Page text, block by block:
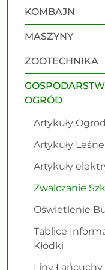
KOMBAJN
MASZYNY
ZOOTECHNIKA
OGRÓD
Artykuły
Artykuły Leśne
Artykuły
Zwalczanie
Oświetlenie
Tablice
Kłódki
Liny Łańcuchy